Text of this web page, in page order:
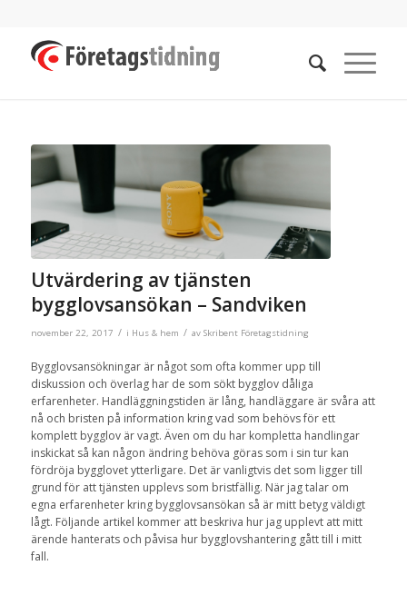
Utvärdering av tjänsten
bygglovsansökan – Sandviken
november 22, 2017 / i Hus & hem / av Skribent Företagstidning
Bygglovsansökningar är något som ofta kommer upp till
diskussion och överlag har de som sökt bygglov dåliga
erfarenheter. Handläggningstiden är lång, handläggare är svåra att
nå och bristen på information kring vad som behövs för ett
komplett bygglov är vagt. Även om du har kompletta handlingar
inskickat så kan någon ändring behöva göras som i sin tur kan
fördröja bygglovet ytterligare. Det är vanligtvis det som ligger till
grund för att tjänsten upplevs som bristfällig. När jag talar om
egna erfarenheter kring bygglovsansökan så är mitt betyg väldigt
lågt. Följande artikel kommer att beskriva hur jag upplevt att mitt
ärende hanterats och påvisa hur bygglovshantering gått till i mitt
fall.